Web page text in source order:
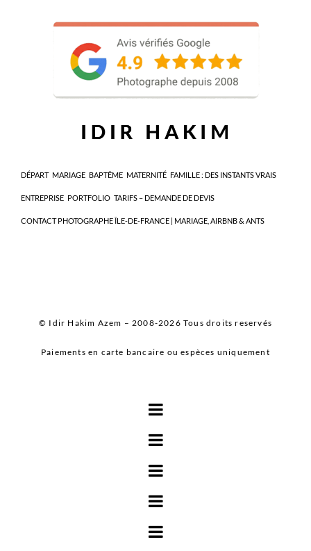
DÉPART MARIAGE BAPTÊME MATERNITÉ FAMILLE : DES INSTANTS VRAIS
ENTREPRISE PORTFOLIO TARIFS – DEMANDE DE DEVIS
CONTACT PHOTOGRAPHE ÎLE-DE-FRANCE | MARIAGE, AIRBNB & ANTS
© Idir Hakim Azem – 2008-2026 Tous droits reservés
Paiements en carte bancaire ou espèces uniquement